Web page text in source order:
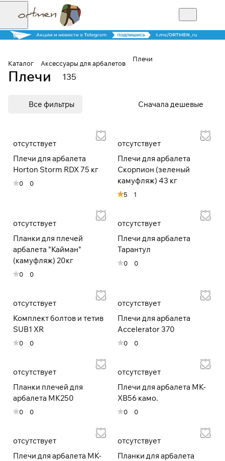
Каталог Аксессуары для арбалетов
Плечи
Плечи 135
Все фильтры Сначала дешевые
отсутствует
Плечи для арбалета
Horton Storm RDX 75 кг
0 0
отсутствует
Плечи для арбалета
Скорпион (зеленый
камуфляж) 43 кг
5 1
отсутствует
Планки для плечей
арбалета "Кайман"
(камуфляж) 20кг
0 0
отсутствует
Плечи для арбалета
Тарантул
0 0
отсутствует
Комплект болтов и тетив
SUB1 XR
0 0
отсутствует
Плечи для арбалета
Accelerator 370
0 0
отсутствует
Планки плечей для
арбалета МК250
0 0
отсутствует
Плечи для арбалета МК-
XB56 камо.
0 0
отсутствует
Плечи для арбалета МК-
отсутствует
Планки для арбалета
Для клиентов всех банков
Разбейте
Сегодня
25%
При оформлении заказа
выберите метод оплаты
Оплачивайте сегодня только
картой любого банка
Получайте товар
выбранный способом
Оставшиеся75
% будут
по 25% каждые 2 недели
скидки по купонам не